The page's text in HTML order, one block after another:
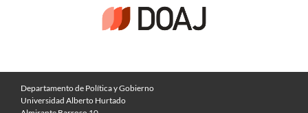
Departamento de Política y Gobierno
Universidad Alberto Hurtado